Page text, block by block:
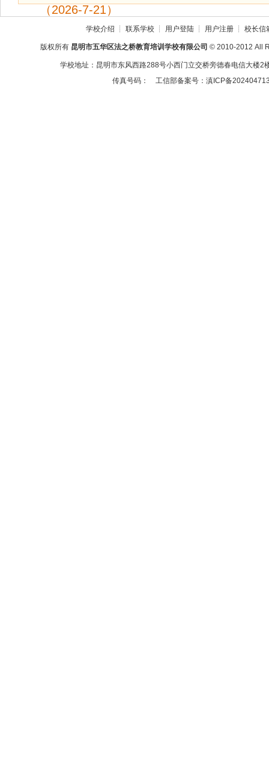
（2026-7-21）
学校介绍 ┊ 联系学校 ┊ 用户登陆 ┊ 用户注册 ┊ 校长信
版权所有 昆明市五华区法之桥教育培训学校有限公司 © 2010-2012 All
学校地址：昆明市东风西路288号小西门立交桥旁德春电信大
传真号码： 工信部备案号：滇ICP备